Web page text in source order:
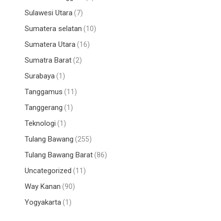
Sulawesi Utara(7)
Sumatera selatan (10)
Sumatera Utara(16)
Sumatra Barat(2)
Surabaya(1)
Tanggamus (11)
Tanggerang (1)
Teknologi (1)
Tulang Bawang (255)
Tulang Bawang Barat(86)
Uncategorized (11)
Way Kanan (90)
Yogyakarta(1)